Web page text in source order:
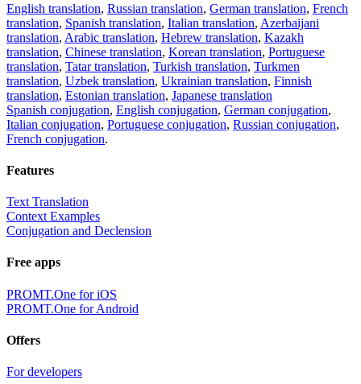
English translation, Russian translation, German translation, French
translation, Spanish translation, Italian translation, Azerbaijani
translation, Arabic translation, Hebrew translation, Kazakh
translation, Chinese translation, Korean translation, Portuguese
translation, Tatar translation, Turkish translation, Turkmen
translation, Uzbek translation, Ukrainian translation, Finnish
translation, Estonian translation, Japanese translation
Spanish conjugation, English conjugation, German conjugation,
Italian conjugation, Portuguese conjugation, Russian conjugation,
French conjugation.
Features
Text Translation
Context Examples
Conjugation and Declension
Free apps
PROMT.One for iOS
PROMT.One for Android
Offers
For developers